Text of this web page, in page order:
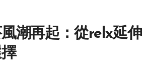
潮再起：從relx延伸